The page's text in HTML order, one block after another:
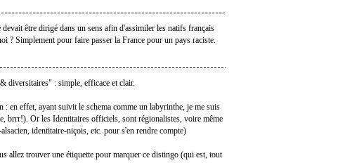
être dirigé dans un sens afin d'assimiler les natifs français
? Simplement pour faire passer la France pour un pays raciste.
diversitaires" : simple, efficace et clair.
en effet, ayant suivit le schema comme un labyrinthe, je me suis
brrr!). Or les Identitaires officiels, sont régionalistes, voire même
identitaire-niçois, etc. pour s'en rendre compte)
allez trouver une étiquette pour marquer ce distingo (qui est, tout